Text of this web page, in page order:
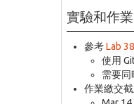
實驗和作業
參考Lab 38
使用
需要同
作業繳交